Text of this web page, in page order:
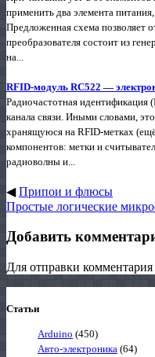
применить два элемента
Предложенная схема позволяет
преобразователя состоит из
на...
RFID-модуль RC522 —
Радиочастотная идентификация
канала связи. Иными словами,
хранящуюся на RFID-метках
компонентов: метки и
радиоволны и...
◀Припои и флюсы
Простые логические
Добавить
Для отправки
Статьи
Arduino (450)
Авто-электроника (64)